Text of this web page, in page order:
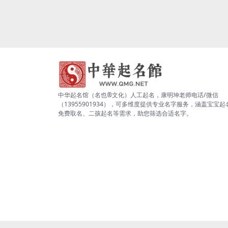
中华起名馆（名也®文化）人工起名，康明坤老师电话/微信
（13955901934），可多维度提供专业名字服务，涵盖宝宝起
免费取名、二孩起名等需求，助您筛选合适名字。